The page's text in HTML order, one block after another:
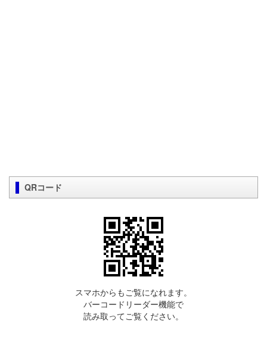
QRコード
スマホからもご覧になれます。
バーコードリーダー機能で
読み取ってご覧ください。